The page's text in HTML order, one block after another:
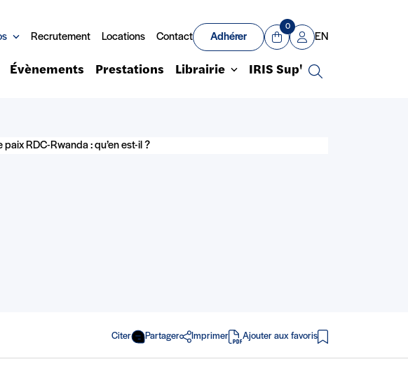
Recrutement Locations Contact Adhérer
Panier
0
Mon compte
EN
Évènements Prestations Librairie IRIS Sup'
Recherche
Citer Partager Imprimer
en PDF
Ajouter aux favoris